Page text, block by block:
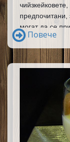
предпочитани,
могат да се
всякакви
много,
всеки може да
и моята
много лесна
Повече